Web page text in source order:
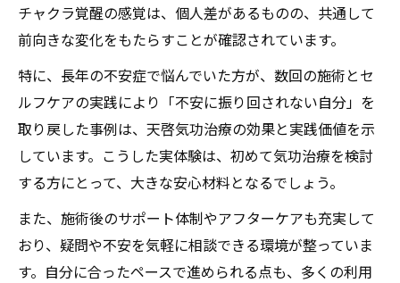
チャクラ覚醒の感覚は、個人差があるものの、共通して
前向きな変化をもたらすことが確認されています。
特に、長年の不安症で悩んでいた方が、数回の施術とセ
ルフケアの実践により「不安に振り回されない自分」を
取り戻した事例は、天啓気功治療の効果と実践価値を示
しています。こうした実体験は、初めて気功治療を検討
する方にとって、大きな安心材料となるでしょう。
また、施術後のサポート体制やアフターケアも充実して
おり、疑問や不安を気軽に相談できる環境が整っていま
す。自分に合ったペースで進められる点も、多くの利用